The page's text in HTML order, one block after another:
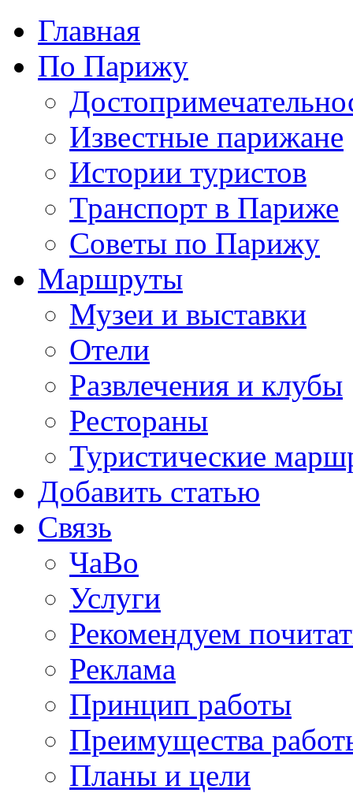
Главная
По Парижу
Известные парижане
Истории туристов
Транспорт в Париже
Советы по Парижу
Маршруты
Музеи и выставки
Отели
Развлечения и клубы
Рестораны
Туристические
Добавить статью
Связь
ЧаВо
Услуги
Рекомендуем
Реклама
Принцип работы
Преимущества
Планы и цели